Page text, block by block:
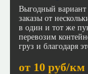
Выгодный
заказы от
в один и тот же
перевозим
груз и благодаря
от 10 руб/км